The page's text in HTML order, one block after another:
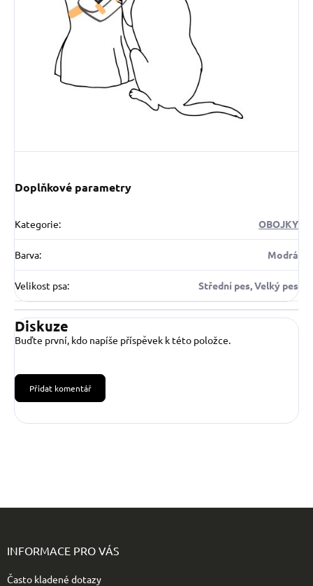
Doplňkové parametry
Kategorie: OBOJKY
Barva: Modrá
Velikost psa: Střední pes, Velký pes
Diskuze
Buďte první, kdo napíše příspěvek k této položce.
Přidat komentář
INFORMACE PRO VÁS
Často kladené dotazy